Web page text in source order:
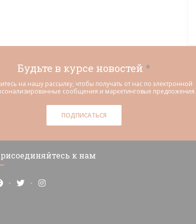
Будьте в курсе новостей *
на нашу рассылку, чтобы получать от нас по электронной
сообщения и маркетинговые предложения.
ПОДПИСАТЬСЯ
к нам
Facebook ((открывается в новом окне))
Twitter ((открывается в новом окне))
Instagram ((открывается в новом окне))